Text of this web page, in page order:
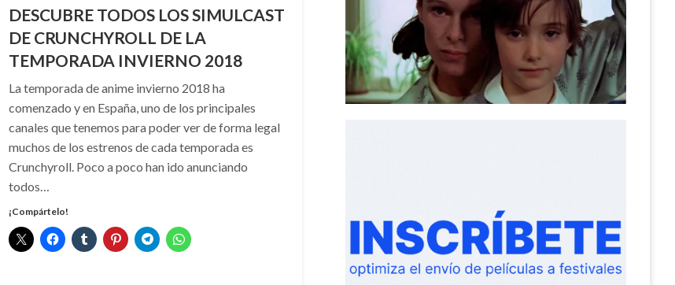
DESCUBRE TODOS LOS SIMULCAST
DE CRUNCHYROLL DE LA
TEMPORADA INVIERNO 2018
La temporada de anime invierno 2018 ha
comenzado y en España, uno de los principales
canales que tenemos para poder ver de forma legal
muchos de los estrenos de cada temporada es
Crunchyroll. Poco a poco han ido anunciando
todos…
¡Compártelo!